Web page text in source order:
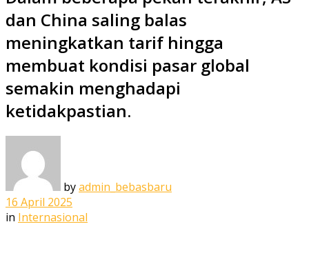
dan China saling balas
meningkatkan tarif hingga
membuat kondisi pasar global
semakin menghadapi
ketidakpastian.
byadmin_bebasbaru
16 April 2025
in Internasional